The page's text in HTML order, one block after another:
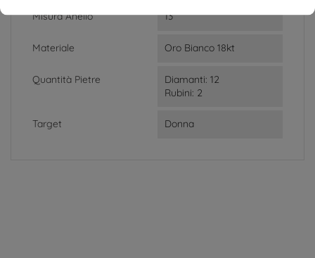
Misura Anello 13
Materiale Oro Bianco 18kt
Quantità Pietre
Diamanti: 12
Rubini: 2
Target Donna